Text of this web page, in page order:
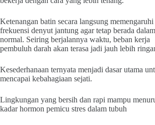
Ketenangan batin secara langsung memengaruhi
frekuensi denyut jantung agar tetap berada
normal. Seiring berjalannya waktu, beban kerja
pembuluh darah akan terasa jadi jauh lebih
Kesederhanaan ternyata menjadi dasar utama
mencapai kebahagiaan sejati.
Lingkungan yang bersih dan rapi mampu
kadar hormon pemicu stres dalam tubuh